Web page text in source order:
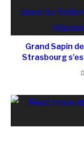
Grand Sapin
Strasbourg